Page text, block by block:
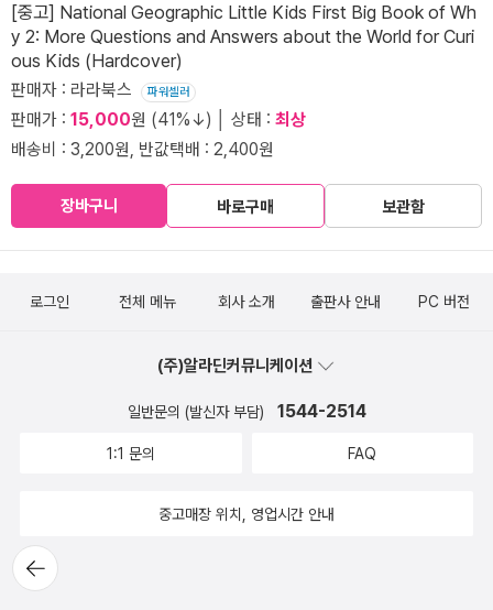
[중고] National Geographic Little Kids First Big Book of Wh
y 2: More Questions and Answers about the World for Curi
ous Kids (Hardcover)
판매자 : 라라북스 파워셀러
판매가 : 15,000원 (41%↓) │ 상태 : 최상
배송비 : 3,200원, 반값택배 : 2,400원
장바구니 바로구매 보관함
뒤로가
기
로그인 전체 메뉴 회사 소개 출판사 안내 PC 버전
(주)알라딘커뮤니케이션
일반문의 (발신자 부담) 1544-2514
1:1 문의 FAQ
중고매장 위치, 영업시간 안내